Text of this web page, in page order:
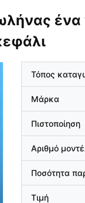
ένα
Τόπος
Μάρκα
Πιστοποίηση
Αριθμό
Ποσότητα
Τιμή